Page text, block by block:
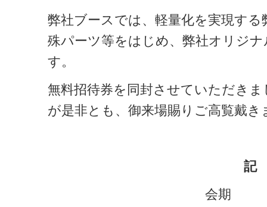
弊社ブースでは、軽量化を実現す
殊パーツ等をはじめ、弊社オリジ
す。
無料招待券を同封させていただき
が是非とも、御来場賜りご高覧戴
記
会期 ： 2017年4